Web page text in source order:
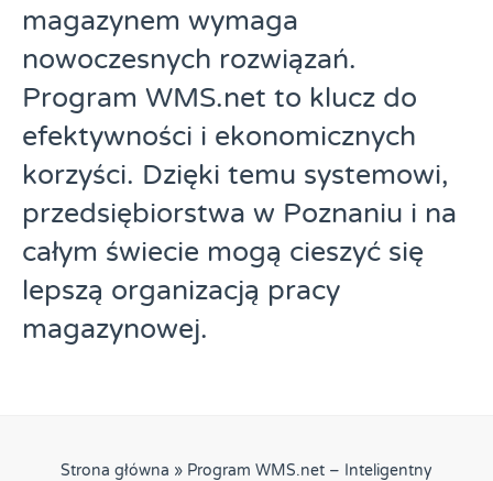
magazynem wymaga
nowoczesnych rozwiązań.
Program WMS.net to klucz do
efektywności i ekonomicznych
korzyści. Dzięki temu systemowi,
przedsiębiorstwa w Poznaniu i na
całym świecie mogą cieszyć się
lepszą organizacją pracy
magazynowej.
Strona główna » Program WMS.net – Inteligentny